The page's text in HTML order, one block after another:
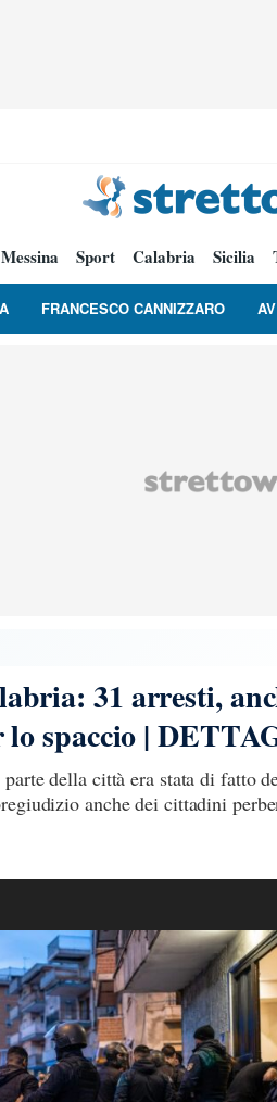
Messina Sport Calabria Sicilia
FRANCESCO CANNIZZARO
31 arresti,
lo spaccio |
della città era stata di fatto
anche dei cittadini